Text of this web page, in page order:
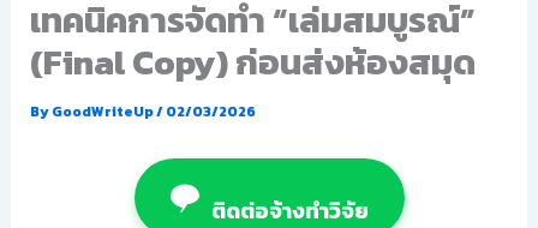
เทคนิคการจัดทำ “เล่มสมบูรณ์”
(Final Copy) ก่อนส่งห้องสมุด
ByGoodWriteUp/02/03/2026
ติดต่อจ้างทำวิจัย